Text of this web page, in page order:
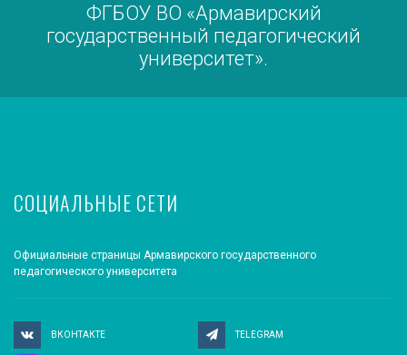
ФГБОУ ВО «Армавирский
государственный педагогический
университет».
СОЦИАЛЬНЫЕ СЕТИ
Официальные страницы Армавирского государственного
педагогического университета
ВКОНТАКТЕ TELEGRAM